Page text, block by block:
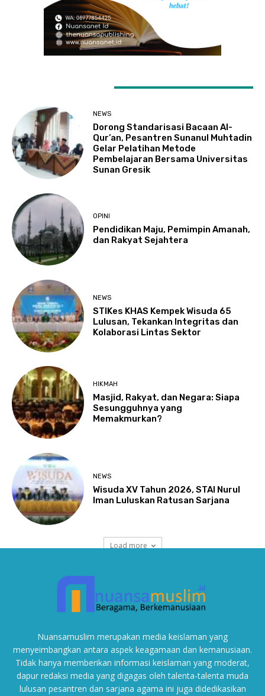
Nuansamuslim merupakan media keislaman yang
menyeimbangkan antara aspek keagamaan dan kemanusiaan.
Tidak hanya memberikan informasi keislaman yang moderat,
dapur redaksi media yang digagas oleh talenta-talenta muda
lulusan pesantren dan sarjana agama ini juga didedikasikan